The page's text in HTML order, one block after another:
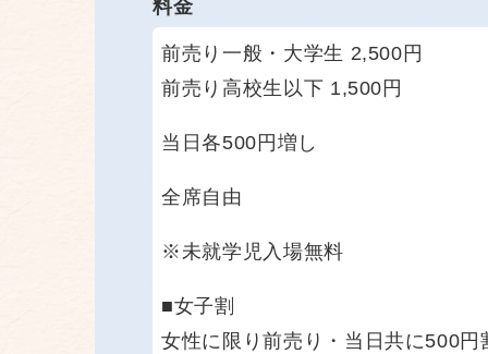
料金
前売り一般・大学生 2,500円
前売り高校生以下 1,500円
当日各500円増し
全席自由
※未就学児入場無料
■女子割
女性に限り前売り・当日共に500円